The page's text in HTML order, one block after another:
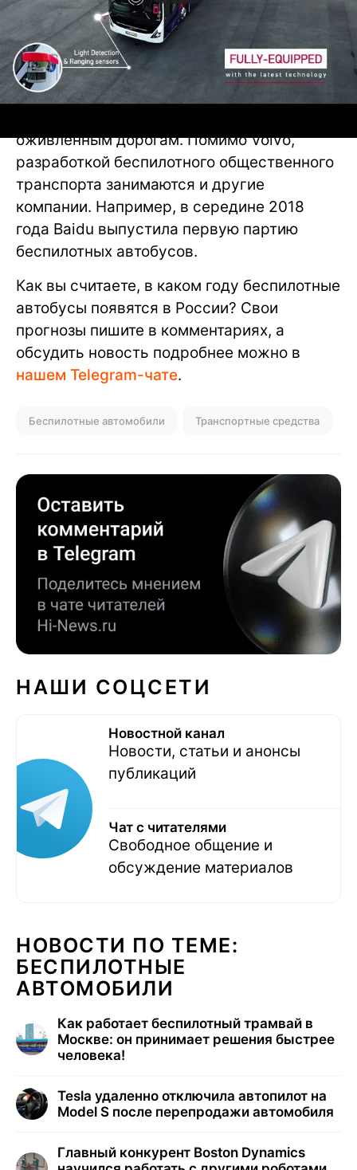
Ожидается, что тестирование докажет
оживленным дорогам. Помимо Volvo,
разработкой беспилотного общественного
транспорта занимаются и другие
компании. Например, в середине 2018
года Baidu выпустила первую партию
беспилотных автобусов.
Как вы считаете, в каком году беспилотные
автобусы появятся в России? Свои
прогнозы пишите в комментариях, а
обсудить новость подробнее можно в
нашем Telegram-чате.
Беспилотные автомобили Транспортные средства
НАШИ СОЦСЕТИ
Новостной канал
Новости, статьи и анонсы
публикаций
Чат с читателями
Свободное общение и
обсуждение материалов
НОВОСТИ ПО ТЕМЕ:
БЕСПИЛОТНЫЕ
АВТОМОБИЛИ
Как работает беспилотный трамвай в
Москве: он принимает решения быстрее
человека!
Tesla удаленно отключила автопилот на
Model S после перепродажи автомобиля
Главный конкурент Boston Dynamics